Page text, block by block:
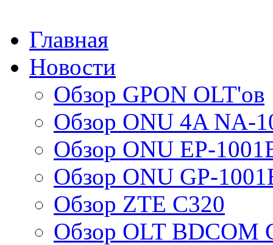
Главная
Новости
Обзор GPON OLT'ов
Обзор ONU 4A NA-
Обзор ONU EP-
Обзор ONU GP-
Обзор ZTE C320
Обзор OLT BDCOM